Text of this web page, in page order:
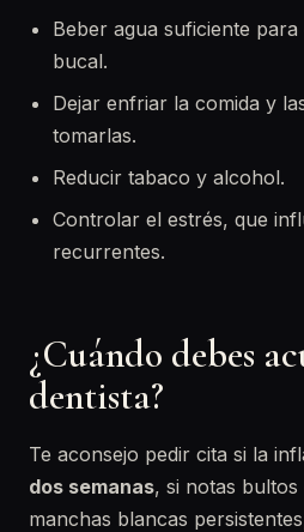
Beber agua suficiente para
bucal.
Dejar enfriar la comida y
tomarlas.
Reducir tabaco y alcohol.
Controlar el estrés, que
recurrentes.
¿Cuándo debes
dentista?
Te aconsejo pedir cita si la
dos semanas, si notas
manchas blancas